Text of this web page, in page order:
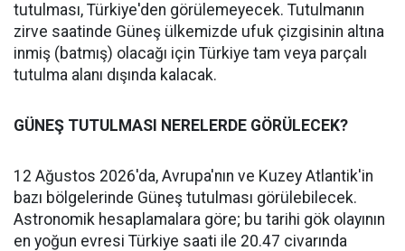
tutulması, Türkiye'den görülemeyecek. Tutulmanın
zirve saatinde Güneş ülkemizde ufuk çizgisinin altına
inmiş (batmış) olacağı için Türkiye tam veya parçalı
tutulma alanı dışında kalacak.
GÜNEŞ TUTULMASI NERELERDE GÖRÜLECEK?
12 Ağustos 2026'da, Avrupa'nın ve Kuzey Atlantik'in
bazı bölgelerinde Güneş tutulması görülebilecek.
Astronomik hesaplamalara göre; bu tarihi gök olayının
en yoğun evresi Türkiye saati ile 20.47 civarında